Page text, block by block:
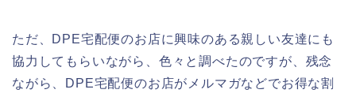
ただ、DPE宅配便のお店に興味のある親しい友達にも
協力してもらいながら、色々と調べたのですが、残念
ながら、DPE宅配便のお店がメルマガなどでお得な割